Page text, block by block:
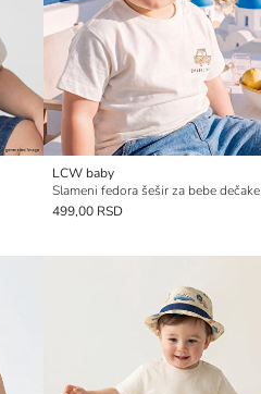
LCW baby
Slameni fedora šešir za bebe dečake
499,00 RSD